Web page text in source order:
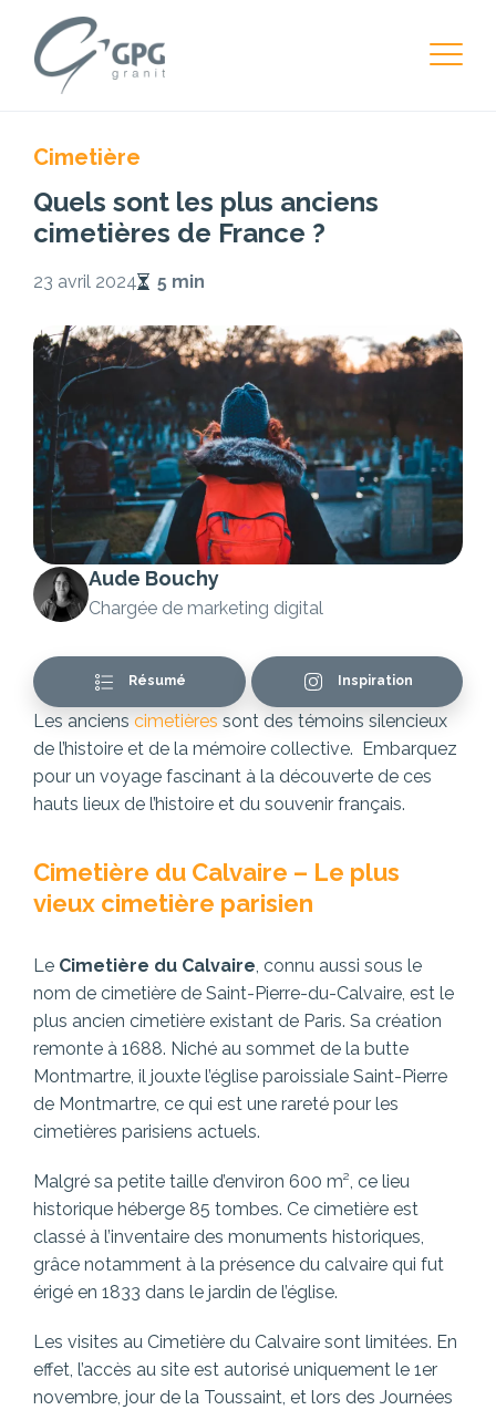
Cimetière
Quels sont les plus anciens
cimetières de France ?
23 avril 2024 5 min
Les anciens cimetières sont des témoins silencieux
de l’histoire et de la mémoire collective. Embarquez
pour un voyage fascinant à la découverte de ces
hauts lieux de l’histoire et du souvenir français.
Cimetière du Calvaire – Le plus
vieux cimetière parisien
Le Cimetière du Calvaire, connu aussi sous le
nom de cimetière de Saint-Pierre-du-Calvaire, est le
plus ancien cimetière existant de Paris. Sa création
remonte à 1688. Niché au sommet de la butte
Montmartre, il jouxte l’église paroissiale Saint-Pierre
de Montmartre, ce qui est une rareté pour les
cimetières parisiens actuels.
Malgré sa petite taille d’environ 600 m², ce lieu
historique héberge 85 tombes. Ce cimetière est
classé à l’inventaire des monuments historiques,
grâce notamment à la présence du calvaire qui fut
érigé en 1833 dans le jardin de l’église.
Les visites au Cimetière du Calvaire sont limitées. En
effet, l’accès au site est autorisé uniquement le 1er
novembre, jour de la Toussaint, et lors des Journées
Aude Bouchy
Chargée de marketing digital
Résumé Inspiration